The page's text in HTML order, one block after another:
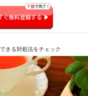
きる対処法をチェック